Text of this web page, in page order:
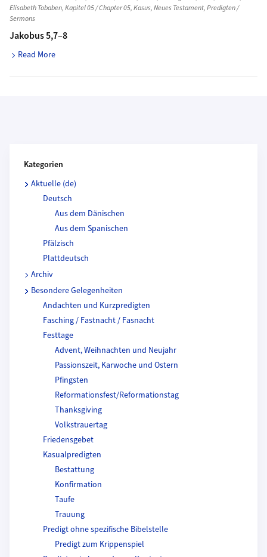
Elisabeth Tobaben,Kapitel 05 / Chapter 05,Kasus,Neues Testament,Predigten /
Sermons
Jakobus 5,7–8
Read More
Kategorien
Aktuelle (de)
Deutsch
Aus dem Dänischen
Aus dem Spanischen
Pfälzisch
Plattdeutsch
Archiv
Besondere Gelegenheiten
Andachten und Kurzpredigten
Fasching / Fastnacht / Fasnacht
Festtage
Advent, Weihnachten und Neujahr
Passionszeit, Karwoche und Ostern
Pfingsten
Reformationsfest/Reformationstag
Thanksgiving
Volkstrauertag
Friedensgebet
Kasualpredigten
Bestattung
Konfirmation
Taufe
Trauung
Predigt ohne spezifische Bibelstelle
Predigt zum Krippenspiel